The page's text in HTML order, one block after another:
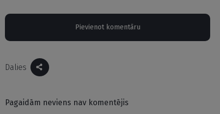
Pievienot komentāru
Dalies
Pagaidām neviens nav komentējis